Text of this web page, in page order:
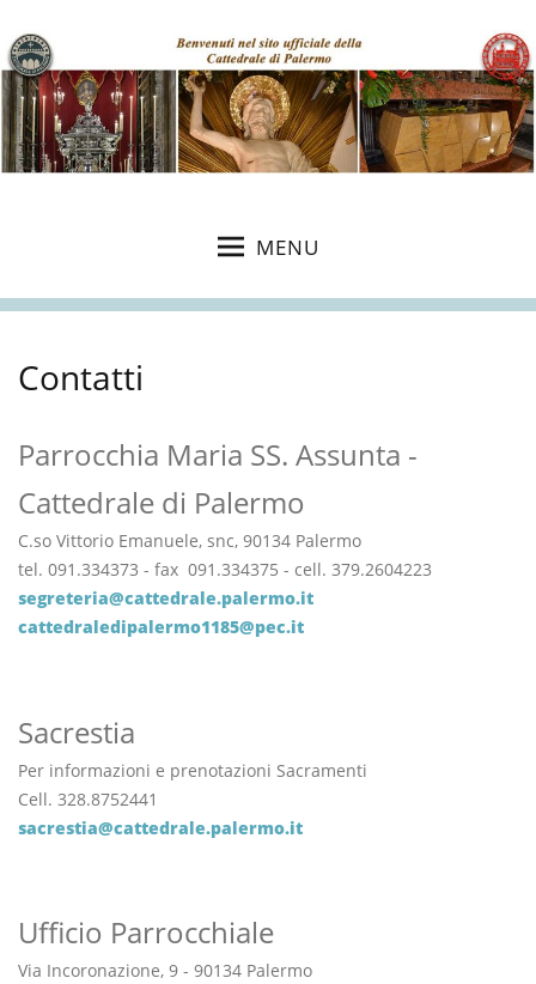
MENU
Contatti
Parrocchia Maria SS. Assunta -
Cattedrale di Palermo
C.so Vittorio Emanuele, snc, 90134 Palermo
tel. 091.334373 - fax 091.334375 - cell. 379.2604223
segreteria@cattedrale.palermo.it
cattedraledipalermo1185@pec.it
Sacrestia
Per informazioni e prenotazioni Sacramenti
Cell. 328.8752441
sacrestia@cattedrale.palermo.it
Ufficio Parrocchiale
Via Incoronazione, 9 - 90134 Palermo